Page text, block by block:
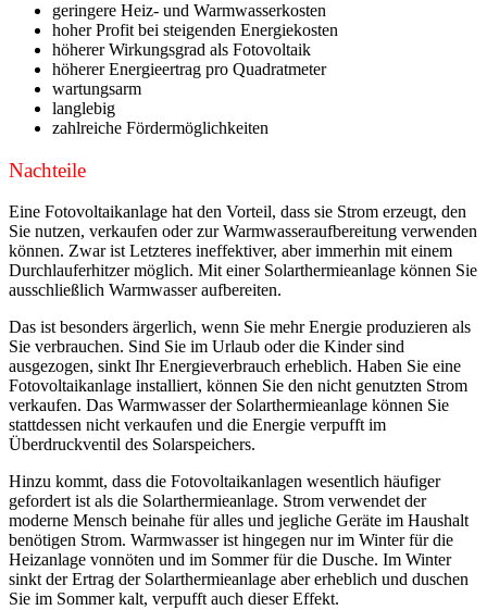
geringere Heiz- und Warmwasserkosten
hoher Profit bei steigenden Energiekosten
höherer Wirkungsgrad als Fotovoltaik
höherer Energieertrag pro Quadratmeter
wartungsarm
langlebig
zahlreiche Fördermöglichkeiten
Nachteile
Eine Fotovoltaikanlage hat den Vorteil, dass sie Strom erzeugt, den
Sie nutzen, verkaufen oder zur Warmwasseraufbereitung verwenden
können. Zwar ist Letzteres ineffektiver, aber immerhin mit einem
Durchlauferhitzer möglich. Mit einer Solarthermieanlage können Sie
ausschließlich Warmwasser aufbereiten.
Das ist besonders ärgerlich, wenn Sie mehr Energie produzieren als
Sie verbrauchen. Sind Sie im Urlaub oder die Kinder sind
ausgezogen, sinkt Ihr Energieverbrauch erheblich. Haben Sie eine
Fotovoltaikanlage installiert, können Sie den nicht genutzten Strom
verkaufen. Das Warmwasser der Solarthermieanlage können Sie
stattdessen nicht verkaufen und die Energie verpufft im
Überdruckventil des Solarspeichers.
Hinzu kommt, dass die Fotovoltaikanlagen wesentlich häufiger
gefordert ist als die Solarthermieanlage. Strom verwendet der
moderne Mensch beinahe für alles und jegliche Geräte im Haushalt
benötigen Strom. Warmwasser ist hingegen nur im Winter für die
Heizanlage vonnöten und im Sommer für die Dusche. Im Winter
sinkt der Ertrag der Solarthermieanlage aber erheblich und duschen
Sie im Sommer kalt, verpufft auch dieser Effekt.